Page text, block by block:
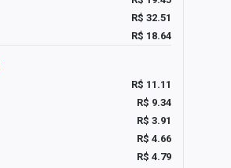
R$ 32.51
R$ 18.64
R$ 11.11
R$ 9.34
R$ 3.91
R$ 4.66
R$ 4.79